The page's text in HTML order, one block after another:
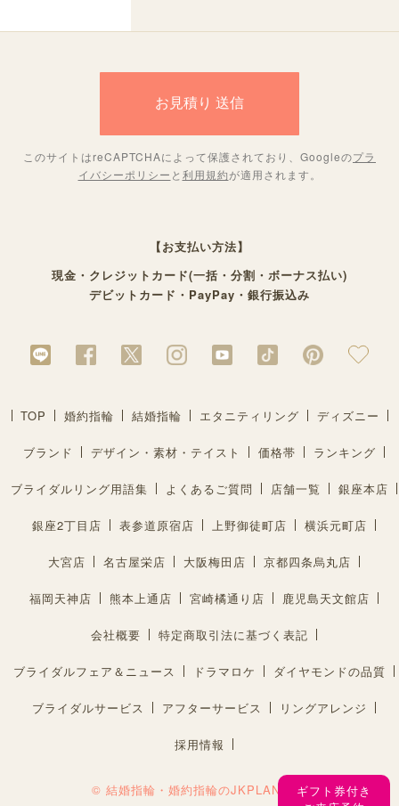
このサイトはreCAPTCHAによって保護されており、Googleのプラ
イバシーポリシー と 利用規約が適用されます。
ギフト券付き
【お支払い方法】
現金・クレジットカード(一括・分割・ボーナス払い)
デビットカード・PayPay・銀行振込み
TOP 婚約指輪 結婚指輪 エタニティリング ディズニー
ブランド デザイン・素材・テイスト 価格帯 ランキング
ブライダルリング用語集 よくあるご質問 店舗一覧 銀座本店
銀座2丁目店 表参道原宿店 上野御徒町店 横浜元町店
大宮店 名古屋栄店 大阪梅田店 京都四条烏丸店
福岡天神店 熊本上通店 宮崎橘通り店 鹿児島天文館店
会社概要 特定商取引法に基づく表記
ブライダルフェア＆ニュース ドラマロケ ダイヤモンドの品質
ブライダルサービス アフターサービス リングアレンジ
採用情報
© 結婚指輪・婚約指輪のJKPLANET®︎